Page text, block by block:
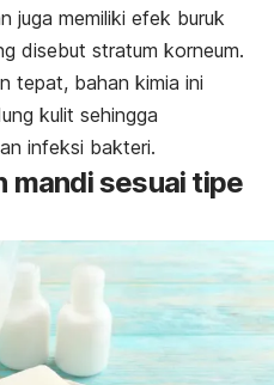
juga memiliki efek buruk
disebut stratum korneum.
tepat, bahan kimia ini
kulit sehingga
infeksi bakteri.
mandi sesuai tipe